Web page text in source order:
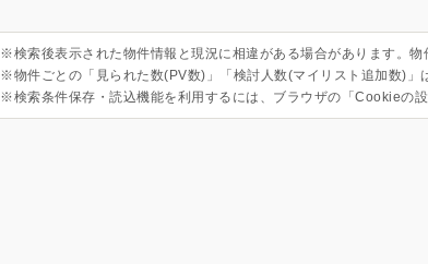
※検索後表示された物件情報と現況に相違がある場合があります。
※物件ごとの「見られた数(PV数)」「検討人数(マイリスト追加数)」
※検索条件保存・読込機能を利用するには、ブラウザの「Cookieの